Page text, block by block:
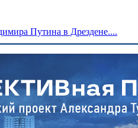
Путина в Дрездене....